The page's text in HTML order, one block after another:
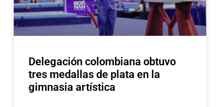
Delegación colombiana obtuvo
tres medallas de plata en la
gimnasia artística